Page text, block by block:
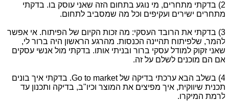
2) בדקתי מתחרים, מי נוגע בתחום הזה שאני עוסק בו. בדקתי
מתחרים ישירים ועקיפים וכל מה שמסביב לתחום.
3) בדקתי את הרובד העסקי: מה זכות הקיום של הפיתוח. אי אפשר
להמר, שלפיתוח תהיינה הכנסות. מהרגע הראשון היה ברור לי,
שאני זקוק למודל עסקי ברור ובניתי אותו. בדקתי מול אנשי עסקים
אם הם מוכנים לשלם על זה.
Go to market. בדקתי איך בונים
תכנית שיווקית, איך מפיצים את המוצר וכיו"ב, בדיקה ותכנון עד
לרמת המיקרו.